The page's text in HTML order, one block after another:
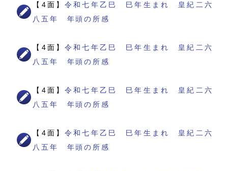
【4面】令和七年乙巳 巳年生まれ 皇紀二六
八五年 年頭の所感
【4面】令和七年乙巳 巳年生まれ 皇紀二六
八五年 年頭の所感
【4面】令和七年乙巳 巳年生まれ 皇紀二六
八五年 年頭の所感
【4面】令和七年乙巳 巳年生まれ 皇紀二六
八五年 年頭の所感